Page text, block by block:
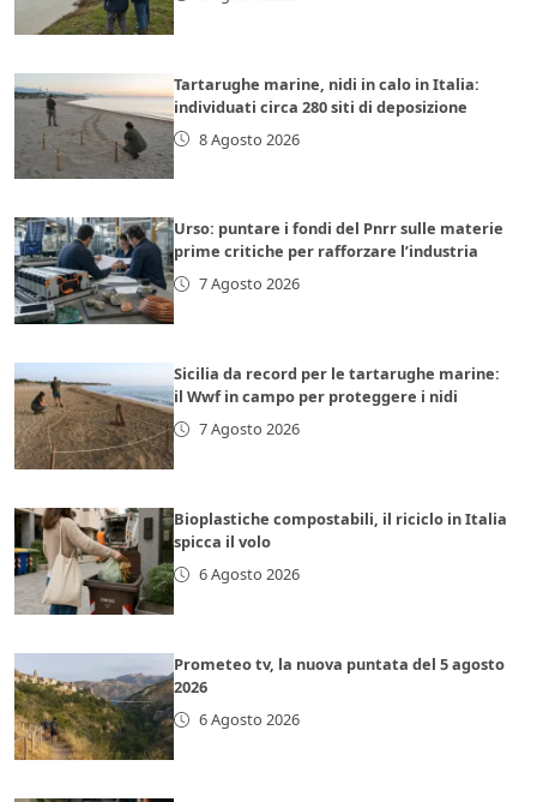
Tartarughe marine, nidi in calo in Italia:
individuati circa 280 siti di deposizione
8 Agosto 2026
Urso: puntare i fondi del Pnrr sulle materie
prime critiche per rafforzare l’industria
7 Agosto 2026
Sicilia da record per le tartarughe marine:
il Wwf in campo per proteggere i nidi
7 Agosto 2026
Bioplastiche compostabili, il riciclo in Italia
spicca il volo
6 Agosto 2026
Prometeo tv, la nuova puntata del 5 agosto
2026
6 Agosto 2026